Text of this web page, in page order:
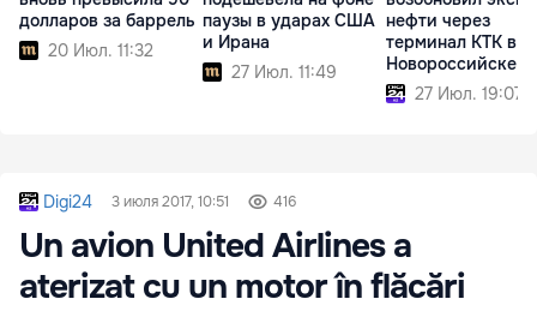
долларов за баррель
20 Июл. 11:32
паузы в ударах США
и Ирана
27 Июл. 11:49
нефти через
терминал КТК в
Новороссийске
27 Июл. 19:07
Digi24 3 июля 2017, 10:51 416
Un avion United Airlines a
aterizat cu un motor în flăcări